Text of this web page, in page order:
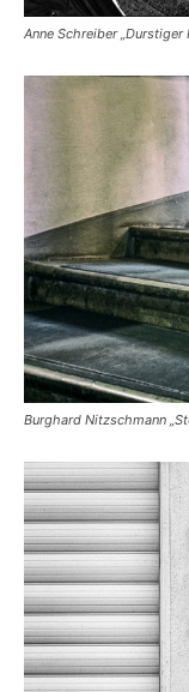
Anne Schreiber „Durstiger
Burghard Nitzschmann